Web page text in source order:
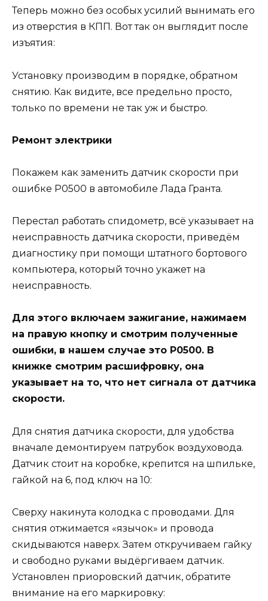
Теперь можно без особых усилий вынимать его
из отверстия в КПП. Вот так он выглядит после
изъятия:
Установку производим в порядке, обратном
снятию. Как видите, все предельно просто,
только по времени не так уж и быстро.
Ремонт электрики
Покажем как заменить датчик скорости при
ошибке Р0500 в автомобиле Лада Гранта.
Перестал работать спидометр, всё указывает на
неисправность датчика скорости, приведём
диагностику при помощи штатного бортового
компьютера, который точно укажет на
неисправность.
Для этого включаем зажигание, нажимаем
на правую кнопку и смотрим полученные
ошибки, в нашем случае это Р0500. В
книжке смотрим расшифровку, она
указывает на то, что нет сигнала от датчика
скорости.
Для снятия датчика скорости, для удобства
вначале демонтируем патрубок воздуховода.
Датчик стоит на коробке, крепится на шпильке,
гайкой на 6, под ключ на 10:
Сверху накинута колодка с проводами. Для
снятия отжимается «язычок» и провода
скидываются наверх. Затем откручиваем гайку
и свободно руками выдёргиваем датчик.
Установлен приоровский датчик, обратите
внимание на его маркировку: